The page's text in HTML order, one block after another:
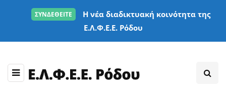
ΣΥΝΔΕΘΕΙΤΕ
Η νέα διαδικτυακή κοινότητα της
Ε.Λ.Φ.Ε.Ε. Ρόδου